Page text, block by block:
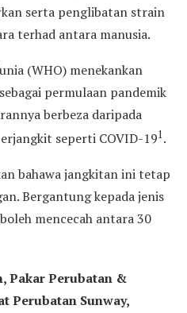
serta penglibatan strain
terhad antara manusia.
(WHO) menekankan
permulaan pandemik
berbeza daripada
seperti COVID-191.
bahawa jangkitan ini tetap
Bergantung kepada jenis
mencecah antara 30
Pakar Perubatan &
Perubatan Sunway,